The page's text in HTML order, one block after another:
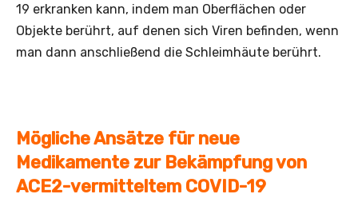
19 erkranken kann, indem man Oberflächen oder
Objekte berührt, auf denen sich Viren befinden, wenn
man dann anschließend die Schleimhäute berührt.
Mögliche Ansätze für neue
Medikamente zur Bekämpfung von
ACE2-vermitteltem COVID-19